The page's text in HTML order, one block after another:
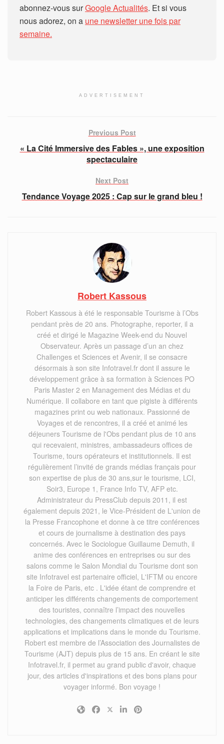
abonnez-vous surGoogle Actualités. Et si vous
nous adorez, on a une newsletter une fois par
semaine.
ADVERTISEMENT
Previous Post
« La Cité Immersive des Fables », une exposition
spectaculaire
Next Post
Tendance Voyage 2025 : Cap sur le grand bleu !
Robert Kassous
Robert Kassous à été le responsable Tourisme à l’Obs
pendant près de 20 ans. Photographe, reporter, il a
créé et dirigé le Magazine Week-end du Nouvel
Observateur. Après un passage d’un an chez
Challenges et Sciences et Avenir, il se consacre
désormais à son site Infotravel.fr dont il assure le
développement grâce à sa formation à Sciences PO
Paris Master 2 en Management des Médias et du
Numérique. Il collabore en tant que pigiste à différents
magazines print ou web nationaux. Passionné de
Voyages et de rencontres, il a créé et animé les
déjeuners Tourisme de l'Obs pendant plus de 10 ans
qui recevaient, ministres, ambassadeurs offices de
Tourisme, tours opérateurs et institutionnels. Il est
régulièrement l’invité de grands médias français pour
son expertise de plus de 30 ans,sur le tourisme, LCI,
Soir3, Europe 1, France Info TV, AFP etc.
Administrateur du PressClub depuis 2011, il est
également depuis 2021, le Vice-Président de L'union de
la Presse Francophone et donne à ce titre conférences
et cours de journalisme à destination des pays
concernés. Avec le Sociologue Guillaume Demuth, il
anime des conférences en entreprises ou sur des
salons comme le Salon Mondial du Tourisme dont son
site Infotravel est partenaire officiel, L'IFTM ou encore
la Foire de Paris, etc . L'idée étant de comprendre et
anticiper les différents changements de comportement
des touristes, connaître l’impact des nouvelles
technologies, des changements climatiques et de leurs
applications et implications dans le monde du Tourisme.
Robert est membre de l’Association des Journalistes de
Tourisme (AJT) depuis plus de 15 ans. En créant le site
Infotravel.fr, il permet au grand public d'avoir, chaque
jour, des articles d'inspirations et des bons plans pour
voyager informé. Bon voyage !